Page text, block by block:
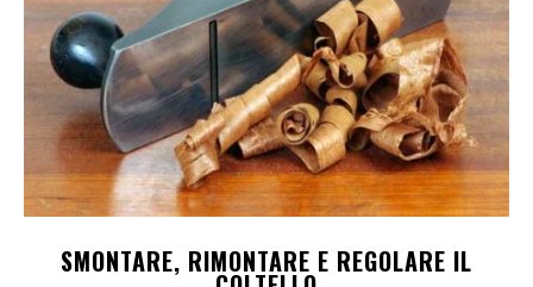
SMONTARE, RIMONTARE E REGOLARE IL